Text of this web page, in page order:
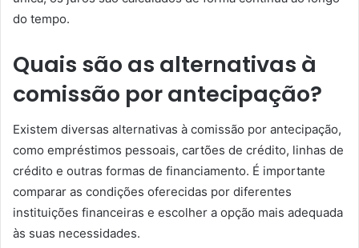
do tempo.
Quais são as alternativas à
comissão por antecipação?
Existem diversas alternativas à comissão por antecipação,
como empréstimos pessoais, cartões de crédito, linhas de
crédito e outras formas de financiamento. É importante
comparar as condições oferecidas por diferentes
instituições financeiras e escolher a opção mais adequada
às suas necessidades.